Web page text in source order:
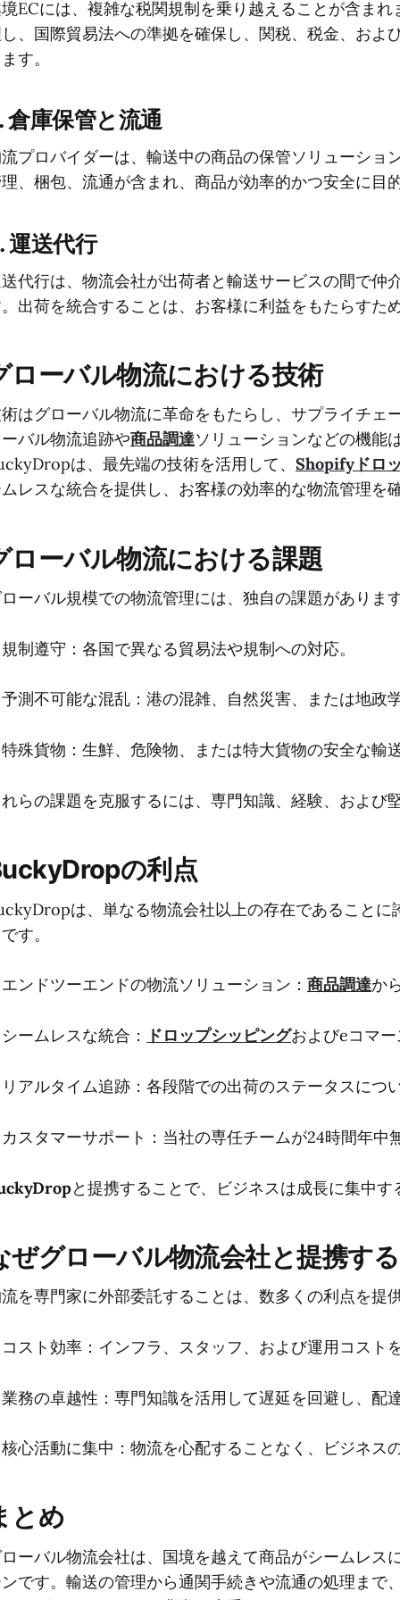
ECには、複雑な税関規制を乗り越えることが含ま
、国際貿易法への準拠を確保し、関税、税金、およ
す。
倉庫保管と流通
プロバイダーは、輸送中の商品の保管ソリューショ
、梱包、流通が含まれ、商品が効率的かつ安全に目
運送代行
代行は、物流会社が出荷者と輸送サービスの間で仲
出荷を統合することは、お客様に利益をもたらすた
ローバル物流における技術
はグローバル物流に革命をもたらし、サプライチェ
バル物流追跡や商品調達ソリューションなどの機能
は、最先端の技術を活用して、 Shopifyドロ
レスな統合を提供し、お客様の効率的な物流管理を
ローバル物流における課題
ーバル規模での物流管理には、独自の課題がありま
制遵守：各国で異なる貿易法や規制への対応。
測不可能な混乱：港の混雑、自然災害、または地政
殊貨物：生鮮、危険物、または特大貨物の安全な輸
らの課題を克服するには、専門知識、経験、および
の利点
は、単なる物流会社以上の存在であること
す。
ンドツーエンドの物流ソリューション： 商品調達か
ームレスな統合： ドロップシッピングおよびeコマ
アルタイム追跡：各段階での出荷のステータスにつ
スタマーサポート：当社の専任チームが24時間年中
と提携することで、ビジネスは成長に集中
ぜグローバル物流会社と提携す
を専門家に外部委託することは、数多くの利点を提
スト効率：インフラ、スタッフ、および運用コスト
務の卓越性：専門知識を活用して遅延を回避し、配
心活動に集中：物流を心配することなく、ビジネス
とめ
ーバル物流会社は、国境を越えて商品がシームレス
です。輸送の管理から通関手続きや流通の処理まで